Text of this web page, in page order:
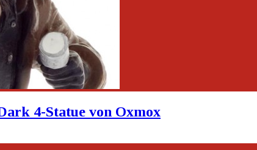
4-Statue von Oxmox